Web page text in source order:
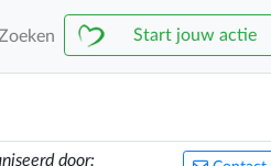
Start jouw actie
door: